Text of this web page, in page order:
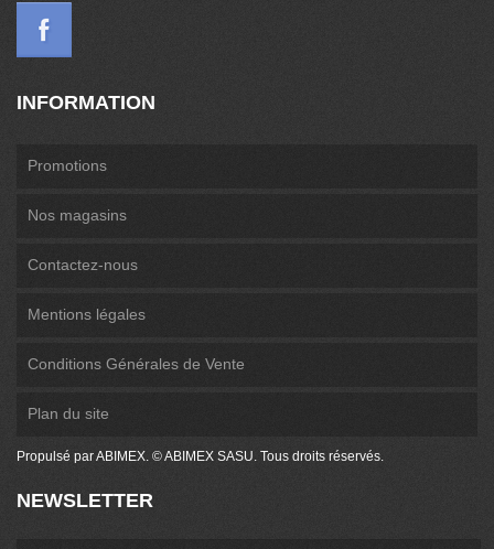
INFORMATION
Promotions
Nos magasins
Contactez-nous
Mentions légales
Conditions Générales de Vente
Plan du site
Propulsé par ABIMEX. © ABIMEX SASU. Tous droits réservés.
NEWSLETTER